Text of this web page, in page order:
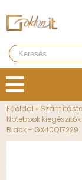
Főoldal »
Notebook
Black - GX40Q17229